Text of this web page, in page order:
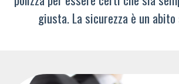
giusta. La sicurezza è un